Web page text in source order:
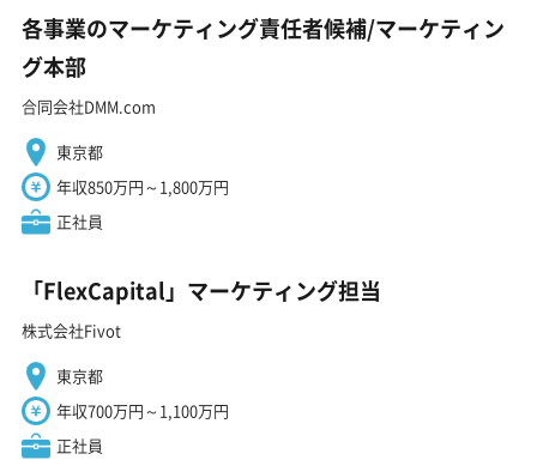
各事業のマーケティング責任者候補/マーケティン
グ本部
合同会社DMM.com
東京都
年収850万円～1,800万円
正社員
「FlexCapital」マーケティング担当
株式会社Fivot
東京都
年収700万円～1,100万円
正社員